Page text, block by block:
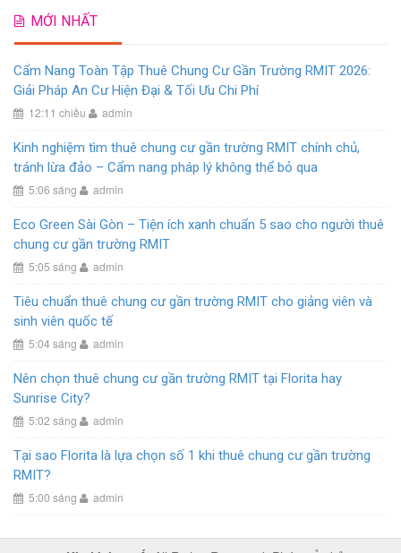
MỚI NHẤT
Cẩm Nang Toàn Tập Thuê Chung Cư Gần Trường RMIT 2026:
Giải Pháp An Cư Hiện Đại & Tối Ưu Chi Phí
12:11 chiều admin
Kinh nghiệm tìm thuê chung cư gần trường RMIT chính chủ,
tránh lừa đảo – Cẩm nang pháp lý không thể bỏ qua
5:06 sáng admin
Eco Green Sài Gòn – Tiện ích xanh chuẩn 5 sao cho người thuê
chung cư gần trường RMIT
5:05 sáng admin
Tiêu chuẩn thuê chung cư gần trường RMIT cho giảng viên và
sinh viên quốc tế
5:04 sáng admin
Nên chọn thuê chung cư gần trường RMIT tại Florita hay
Sunrise City?
5:02 sáng admin
Tại sao Florita là lựa chọn số 1 khi thuê chung cư gần trường
RMIT?
5:00 sáng admin